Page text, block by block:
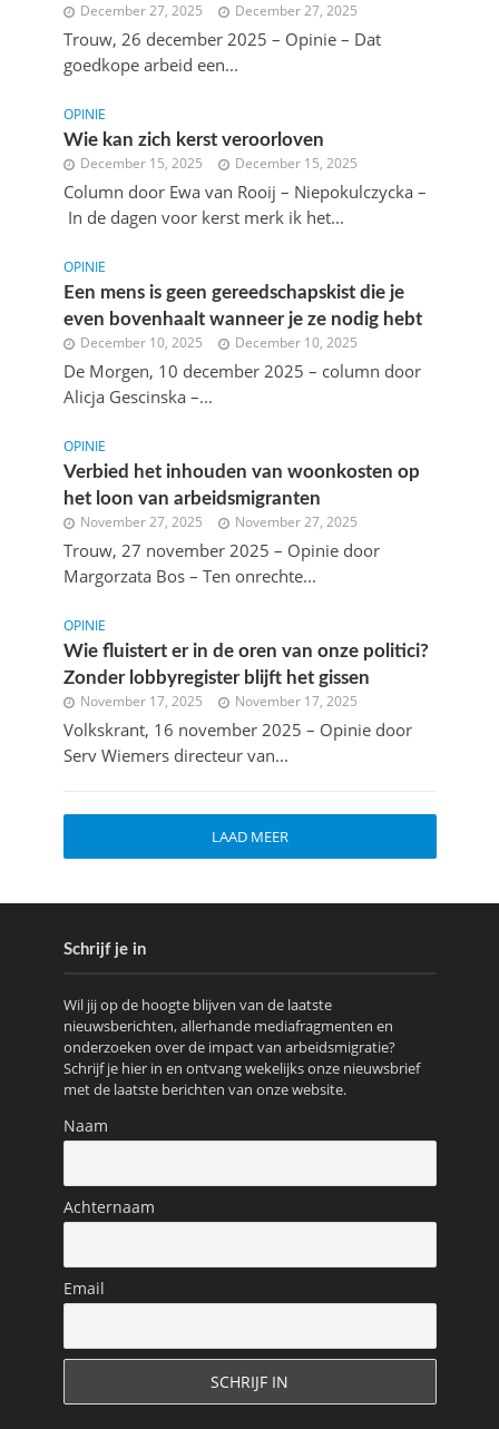
December 27, 2025 December 27, 2025
Trouw, 26 december 2025 – Opinie – Dat
goedkope arbeid een...
OPINIE
Wie kan zich kerst veroorloven
December 15, 2025 December 15, 2025
Column door Ewa van Rooij – Niepokulczycka –
In de dagen voor kerst merk ik het...
OPINIE
Een mens is geen gereedschapskist die je
even bovenhaalt wanneer je ze nodig hebt
December 10, 2025 December 10, 2025
De Morgen, 10 december 2025 – column door
Alicja Gescinska –...
OPINIE
Verbied het inhouden van woonkosten op
het loon van arbeidsmigranten
November 27, 2025 November 27, 2025
Trouw, 27 november 2025 – Opinie door
Margorzata Bos – Ten onrechte...
OPINIE
Wie fluistert er in de oren van onze politici?
Zonder lobbyregister blijft het gissen
November 17, 2025 November 17, 2025
Volkskrant, 16 november 2025 – Opinie door
Serv Wiemers directeur van...
LAAD MEER
Schrijf je in
Wil jij op de hoogte blijven van de laatste
nieuwsberichten, allerhande mediafragmenten en
onderzoeken over de impact van arbeidsmigratie?
Schrijf je hier in en ontvang wekelijks onze nieuwsbrief
met de laatste berichten van onze website.
Naam
Achternaam
Email